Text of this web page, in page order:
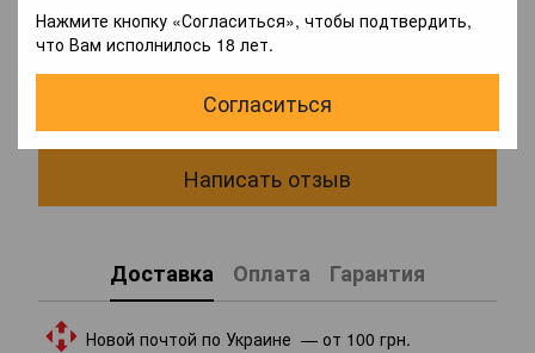
Нажмите кнопку «Согласиться», чтобы подтвердить,
что Вам исполнилось 18 лет.
Согласиться
Написать отзыв
Доставка Оплата Гарантия
Новой почтой по Украине — от 100 грн.